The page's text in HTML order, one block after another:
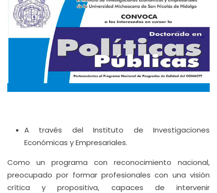
A través del Instituto de Investigaciones
Económicas y Empresariales.
Como un programa con reconocimiento nacional,
preocupado por formar profesionales con una visión
crítica y propositiva, capaces de intervenir